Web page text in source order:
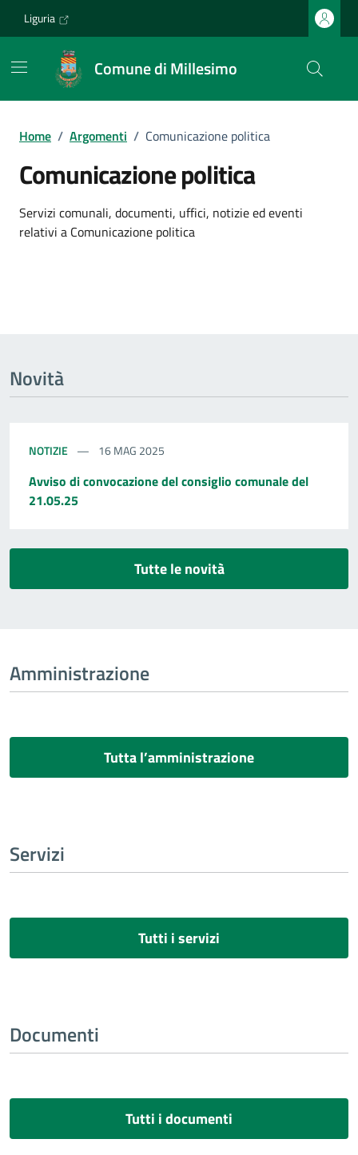
Liguria
Comune di Millesimo
Home / Argomenti / Comunicazione politica
Comunicazione politica
Dettagli dell'argomento
Servizi comunali, documenti, uffici, notizie ed eventi
relativi a Comunicazione politica
Novità
NOTIZIE 16 MAG 2025
Avviso di convocazione del consiglio comunale del
21.05.25
Tutte le novità
Amministrazione
Tutta l’amministrazione
Servizi
Tutti i servizi
Documenti
Tutti i documenti